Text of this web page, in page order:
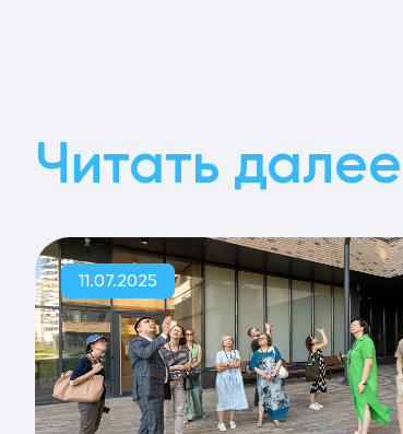
Читать далее
11.07.2025